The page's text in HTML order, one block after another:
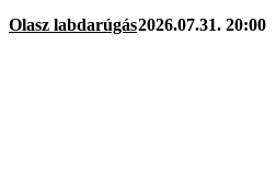
Olasz labdarúgás2026.07.31. 20:00